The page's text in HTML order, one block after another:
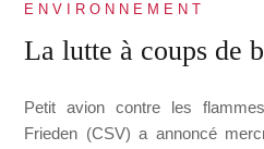
ENVIRONNEMENT
La lutte à coups de
Petit avion contre les
Frieden (CSV) a annoncé